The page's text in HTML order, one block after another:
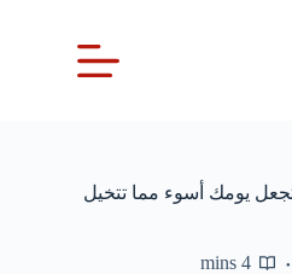
يومك أسوء مما تتخيل
4 mins